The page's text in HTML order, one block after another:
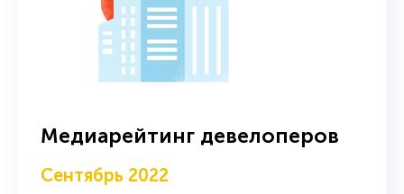
Медиарейтинг девелоперов
Сентябрь 2022